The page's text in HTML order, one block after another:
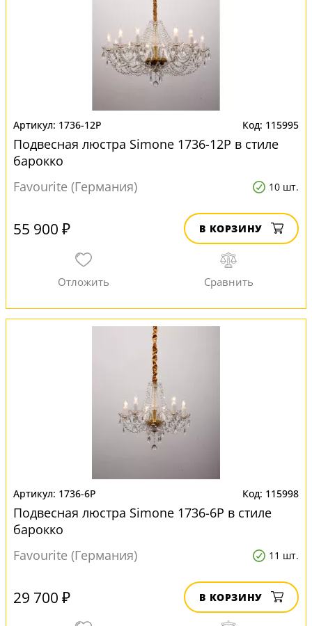
1736-12P 115995
Подвесная люстра Simone 1736-12P в стиле
барокко
Favourite (Германия)
10 шт.
55 900 ₽ В КОРЗИНУ
1736-6P 115998
Подвесная люстра Simone 1736-6P в стиле
барокко
Favourite (Германия)
11 шт.
29 700 ₽ В КОРЗИНУ